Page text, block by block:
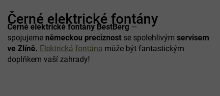
Černé elektrické fontány
Černé elektrické fontány BestBerg —
spojujeme německou preciznost se spolehlivým servisem
ve Zlíně. Elektrická fontána může být fantastickým
doplňkem vaší zahrady!